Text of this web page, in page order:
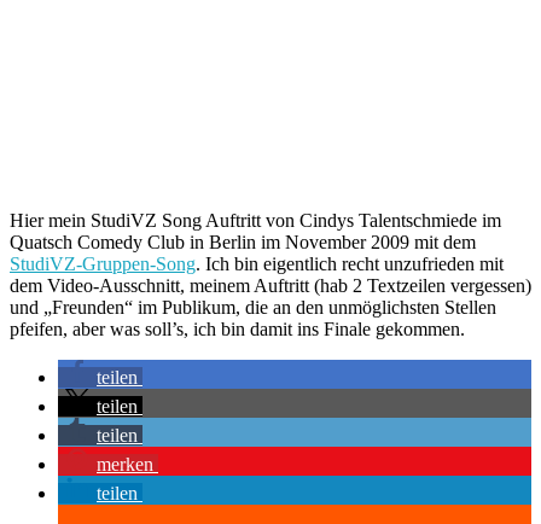
Hier mein StudiVZ Song Auftritt von Cindys Talentschmiede im
Quatsch Comedy Club in Berlin im November 2009 mit dem
StudiVZ-Gruppen-Song. Ich bin eigentlich recht unzufrieden mit
dem Video-Ausschnitt, meinem Auftritt (hab 2 Textzeilen vergessen)
und „Freunden“ im Publikum, die an den unmöglichsten Stellen
pfeifen, aber was soll’s, ich bin damit ins Finale gekommen.
teilen
teilen
teilen
merken
teilen